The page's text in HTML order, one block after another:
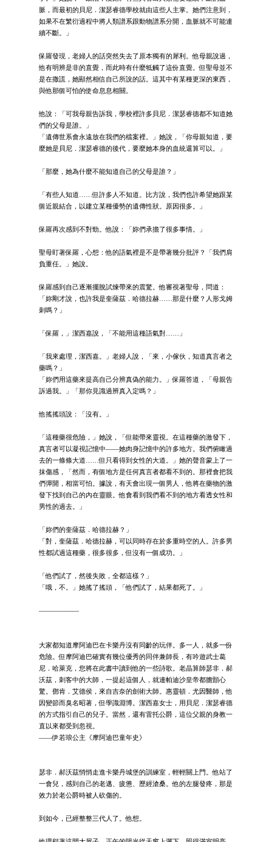
脈，而最初的貝尼．潔瑟睿德學校就由這些人主掌。她們注意到，
如果不在繁衍過程中將人類譜系跟動物譜系分開，血脈就不可能連
續不斷。」
保羅發現，老婦人的話突然失去了原本獨有的犀利。他母親說過，
他有明辨是非的直覺，而此時有什麼牴觸了這份直覺。但聖母並不
是在撒謊，她顯然相信自己所說的話。這其中有某種更深的東西，
與他那個可怕的使命息息相關。
他說：「可我母親告訴我，學校裡許多貝尼．潔瑟睿德都不知道她
們的父母是誰。」
「遺傳世系會永遠放在我們的檔案裡。」她說，「你母親知道，要
麼她是貝尼．潔瑟睿德的後代，要麼她本身的血統還算可以。」
「那麼，她為什麼不能知道自己的父母是誰？」
「有些人知道……但許多人不知道。比方說，我們也許希望她跟某
個近親結合，以建立某種優勢的遺傳性狀。原因很多。」
保羅再次感到不對勁。他說：「妳們承擔了很多事情。」
聖母盯著保羅，心想：他的語氣裡是不是帶著幾分批評？「我們肩
負重任。」她說。
保羅感到自己逐漸擺脫試煉帶來的震驚。他審視著聖母，問道：
「妳剛才說，也許我是奎薩茲．哈德拉赫……那是什麼？人形戈姆
刺嗎？」
「保羅，」潔西嘉說，「不能用這種語氣對……」
「我來處理，潔西嘉。」老婦人說，「來，小傢伙，知道真言者之
藥嗎？」
「妳們用這藥來提高自己分辨真偽的能力。」保羅答道，「母親告
訴過我。」「那你見識過辨真入定嗎？」
他搖搖頭說：「沒有。」
「這種藥很危險，」她說，「但能帶來靈視。在這種藥的激發下，
真言者可以凝視記憶中——她肉身記憶中的許多地方。我們俯瞰過
去的一條條大道……但只看得到女性的大道。」她的聲音蒙上了一
抹傷感，「然而，有個地方是任何真言者都看不到的。那裡會把我
們彈開，相當可怕。據說，有天會出現一個男人，他將在藥物的激
發下找到自己的內在靈眼。他會看到我們看不到的地方看透女性和
男性的過去。」
「妳們的奎薩茲．哈德拉赫？」
「對，奎薩茲．哈德拉赫，可以同時存在於多重時空的人。許多男
性都試過這種藥，很多很多，但沒有一個成功。」
「他們試了，然後失敗，全都這樣？」
「哦，不。」她搖了搖頭，「他們試了，結果都死了。」
——————
大家都知道摩阿迪巴在卡樂丹沒有同齡的玩伴。多一人，就多一份
危險。但摩阿迪巴確實有幾位優秀的同伴兼師長，有吟遊武士葛
尼．哈萊克，您將在此書中讀到他的一些詩歌。老晶算師瑟非．郝
沃茲，刺客中的大師，一提起這個人，就連帕迪沙皇帝都膽顫心
驚。鄧肯．艾德侯，來自吉奈的劍術大師。惠靈頓．尤因醫師，他
因變節而臭名昭著，但學識淵博。潔西嘉女士，用貝尼．潔瑟睿德
的方式指引自己的兒子。當然，還有雷托公爵，這位父親的身教一
直以來都受到忽視。
——伊若琅公主《摩阿迪巴童年史》
瑟非．郝沃茲悄悄走進卡樂丹城堡的訓練室，輕輕關上門。他站了
一會兒，感到自己的老邁、疲憊、歷經滄桑。他的左腿發疼，那是
效力於老公爵時被人砍傷的。
到如今，已經整整三代人了。他想。